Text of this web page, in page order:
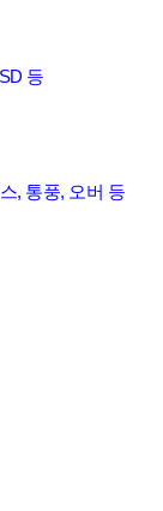
등
, 통풍, 오버 등